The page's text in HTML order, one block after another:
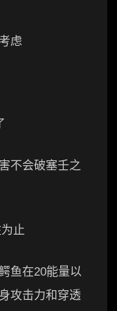
虑
不会破塞壬之
止
鱼在20能量以
攻击力和穿透